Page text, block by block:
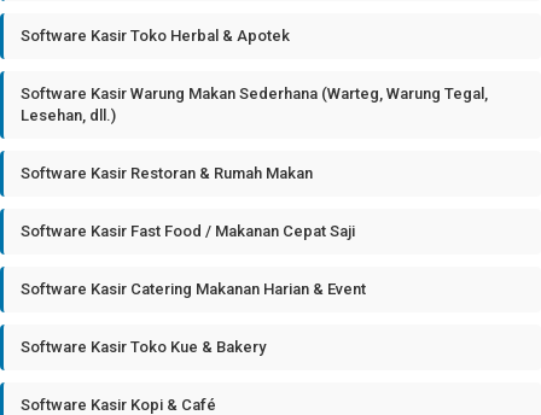
Software Kasir Toko Herbal & Apotek
Software Kasir Warung Makan Sederhana (Warteg, Warung Tegal,
Lesehan, dll.)
Software Kasir Restoran & Rumah Makan
Software Kasir Fast Food / Makanan Cepat Saji
Software Kasir Catering Makanan Harian & Event
Software Kasir Toko Kue & Bakery
Software Kasir Kopi & Café